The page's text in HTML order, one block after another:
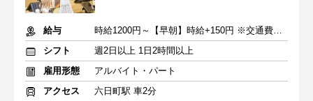
給与
時給1200円～【早朝】時給+150円 ※交通費支給
シフト
週2日以上 1日2時間以上
雇用形態
アルバイト・パート
アクセス
六日町駅 車2分